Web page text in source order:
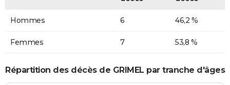
Hommes 6 46,2 %
Femmes 7 53,8 %
Répartition des décès de GRIMEL par tranche d'âges